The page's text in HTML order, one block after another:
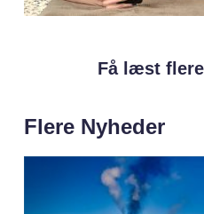
Få læst
Flere Nyheder